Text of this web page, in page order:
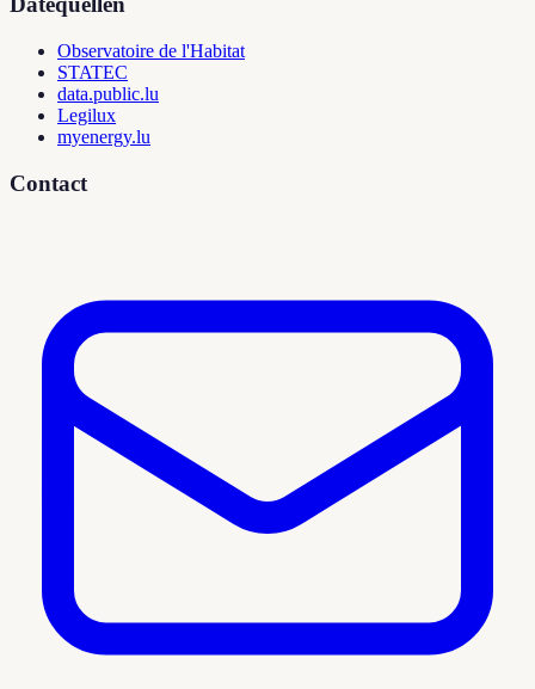
Observatoire de l'Habitat
STATEC
data.public.lu
Legilux
myenergy.lu
Contact